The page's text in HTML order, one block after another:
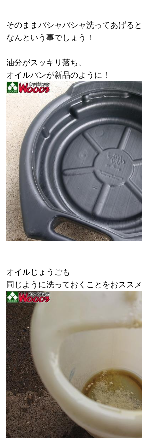
そのままバシャバシャ洗ってあげると
なんという事でしょう！
油分がスッキリ落ち、
オイルパンが新品のように！
オイルじょうごも
同じように洗っておくことをおスス